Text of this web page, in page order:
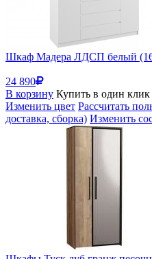
Шкаф Мадера ЛДСП белый
24 890
В корзину Купить в один клик
Изменить цвет Рассчитать
доставка, сборка) Изменить